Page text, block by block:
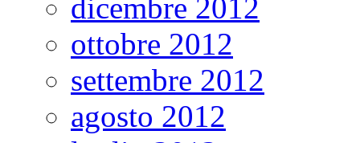
dicembre 2012
ottobre 2012
settembre 2012
agosto 2012